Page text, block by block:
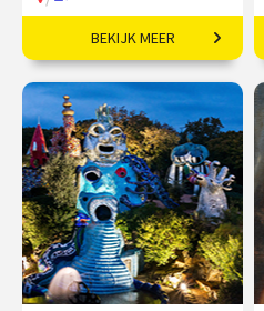
Kunstwerken in hun
oorspronkelijke context.
€ 195,00
vanaf 28
okt
/ Op locatie of online
BEKIJK MEER